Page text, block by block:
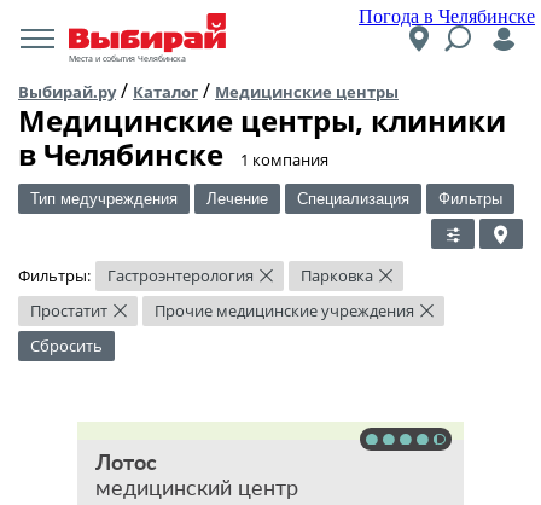
Погода в Челябинске
Места и события Челябинска
Выбирай.ру/ Каталог / Медицинские центры
Медицинские центры, клиники
в Челябинске
​1 компания
Тип медучреждения Лечение Специализация Фильтры
Фильтры: Гастроэнтерология × Парковка ×
Простатит × Прочие медицинские учреждения ×
Сбросить
Лотос
медицинский центр